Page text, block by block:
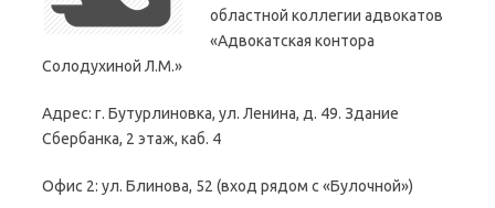
областной коллегии адвокатов
«Адвокатская контора
Солодухиной Л.М.»
Адрес: г. Бутурлиновка, ул. Ленина, д. 49. Здание
Сбербанка, 2 этаж, каб. 4
Офис 2: ул. Блинова, 52 (вход рядом с «Булочной»)